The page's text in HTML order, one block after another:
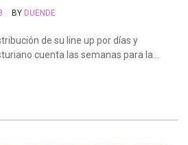
BY DUENDE
de su line up por días y
cuenta las semanas para la…